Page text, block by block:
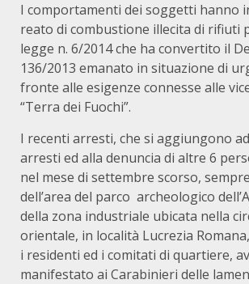
I comportamenti dei soggetti hanno
reato di combustione illecita di rifiuti
legge n. 6/2014 che ha convertito il
136/2013 emanato in situazione di
fronte alle esigenze connesse alle
“Terra dei Fuochi”.
I recenti arresti, che si aggiungono
arresti ed alla denuncia di altre 6
nel mese di settembre scorso,
dell’area del parco archeologico
della zona industriale ubicata nella
orientale, in località Lucrezia
i residenti ed i comitati di quartiere,
manifestato ai Carabinieri delle